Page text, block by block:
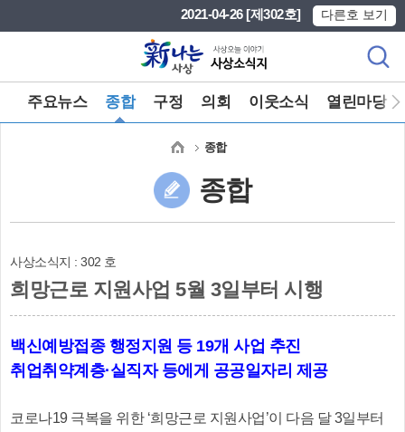
2021-04-26 [제302호] 다른호 보기
주요뉴스 종합 구정 의회 이웃소식 열린마당
종합
종합
사상소식지 : 302 호
희망근로 지원사업 5월 3일부터 시행
백신예방접종 행정지원 등 19개 사업 추진
취업취약계층·실직자 등에게 공공일자리 제공
코로나19 극복을 위한 ‘희망근로 지원사업’이 다음 달 3일부터